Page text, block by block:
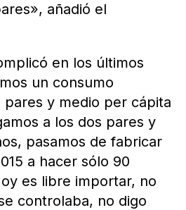
añadió el
en los últimos
un consumo
y medio per cápita
a los dos pares y
pasamos de fabricar
a hacer sólo 90
es libre importar, no
controlaba, no digo